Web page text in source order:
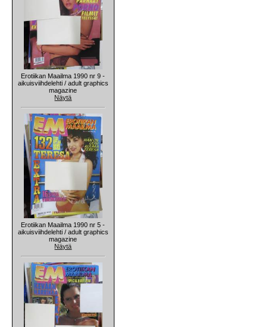
Erotiikan Maailma 1990 nr 9 -
aikuisviihdelehti / adult graphics
magazine
Näytä
Erotiikan Maailma 1990 nr 5 -
aikuisviihdelehti / adult graphics
magazine
Näytä